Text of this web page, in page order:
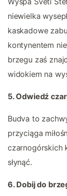
niewielka
kaskadowe
kontynentem
brzegu zaś
widokiem na
5. Odwiedź
Budva to
przyciąga
czarnogórskich
słynąć.
6. Dobij do